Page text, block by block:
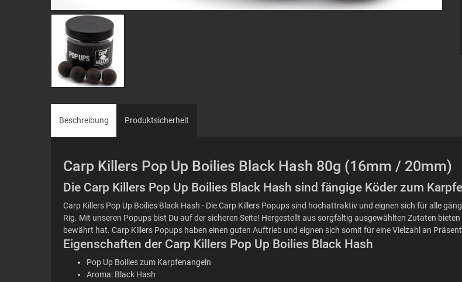
Beschreibung Produktsicherheit
Carp Killers Pop Up Boilies Black Hash 80g (16mm / 20mm)
Die Carp Killers Pop Up Boilies Black Hash sind fängige Köder zum
Carp Killers Pop Up Boilies Black Hash - Die Carp Killers Popups sind hochattraktiv und eignen sich für alle
Rig. Mit unseren Popups bist Du auf der sicheren Seite! Hergestellt aus sorgfältig ausgewählten Zutaten
bewährt hat. Carp Killers Popups haben einen guten Auftrieb und eignen sich somit für eine Vielzahl an
Eigenschaften der Carp Killers Pop Up Boilies Black Hash
Pop Up Boilies zum Karpfenangeln
Aroma: Black Hash